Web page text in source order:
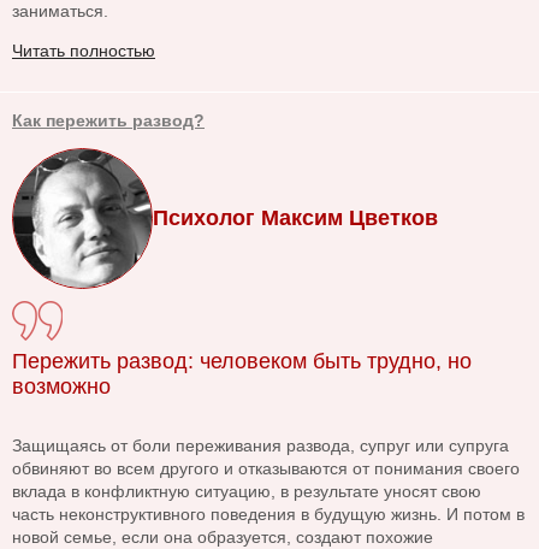
заниматься.
Читать полностью
Как пережить развод?
Психолог Максим Цветков
Пережить развод: человеком быть трудно, но
возможно
Защищаясь от боли переживания развода, супруг или супруга
обвиняют во всем другого и отказываются от понимания своего
вклада в конфликтную ситуацию, в результате уносят свою
часть неконструктивного поведения в будущую жизнь. И потом в
новой семье, если она образуется, создают похожие